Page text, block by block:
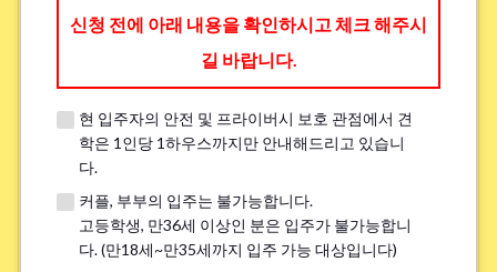
학교와 직장과의 접근성
저렴한 임대료
주변 환경
신청 전에 아래 내용을 확인하시고 체크 해주시
길 바랍니다.
현 입주자의 안전 및 프라이버시 보호 관점에서 견
학은 1인당 1하우스까지만 안내해드리고 있습니
다.
커플, 부부의 입주는 불가능합니다.
고등학생, 만36세 이상인 분은 입주가 불가능합니
다. (만18세~만35세까지 입주 가능 대상입니다)